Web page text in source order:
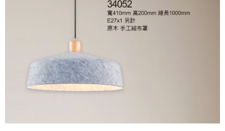
時審查核予不同之上限額度；若仍有額度不足之情形，本公司將視審查結果
５．嚴禁一人註冊多個帳號或使用他人資訊註冊。若發現惡意使用之情形，
恩沛科技股份有限公司將有權停止該用戶之使用額度並採取法律行動。